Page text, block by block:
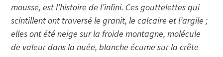
mousse, est l’histoire de l’infini. Ces gouttelettes qui
scintillent ont traversé le granit, le calcaire et l’argile ;
elles ont été neige sur la froide montagne, molécule
de valeur dans la nuée, blanche écume sur la crête